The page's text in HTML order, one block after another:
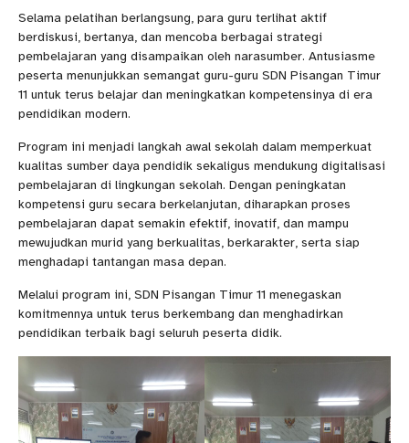
Selama pelatihan berlangsung, para guru terlihat aktif
berdiskusi, bertanya, dan mencoba berbagai strategi
pembelajaran yang disampaikan oleh narasumber. Antusiasme
peserta menunjukkan semangat guru-guru SDN Pisangan Timur
11 untuk terus belajar dan meningkatkan kompetensinya di era
pendidikan modern.
Program ini menjadi langkah awal sekolah dalam memperkuat
kualitas sumber daya pendidik sekaligus mendukung digitalisasi
pembelajaran di lingkungan sekolah. Dengan peningkatan
kompetensi guru secara berkelanjutan, diharapkan proses
pembelajaran dapat semakin efektif, inovatif, dan mampu
mewujudkan murid yang berkualitas, berkarakter, serta siap
menghadapi tantangan masa depan.
Melalui program ini, SDN Pisangan Timur 11 menegaskan
komitmennya untuk terus berkembang dan menghadirkan
pendidikan terbaik bagi seluruh peserta didik.